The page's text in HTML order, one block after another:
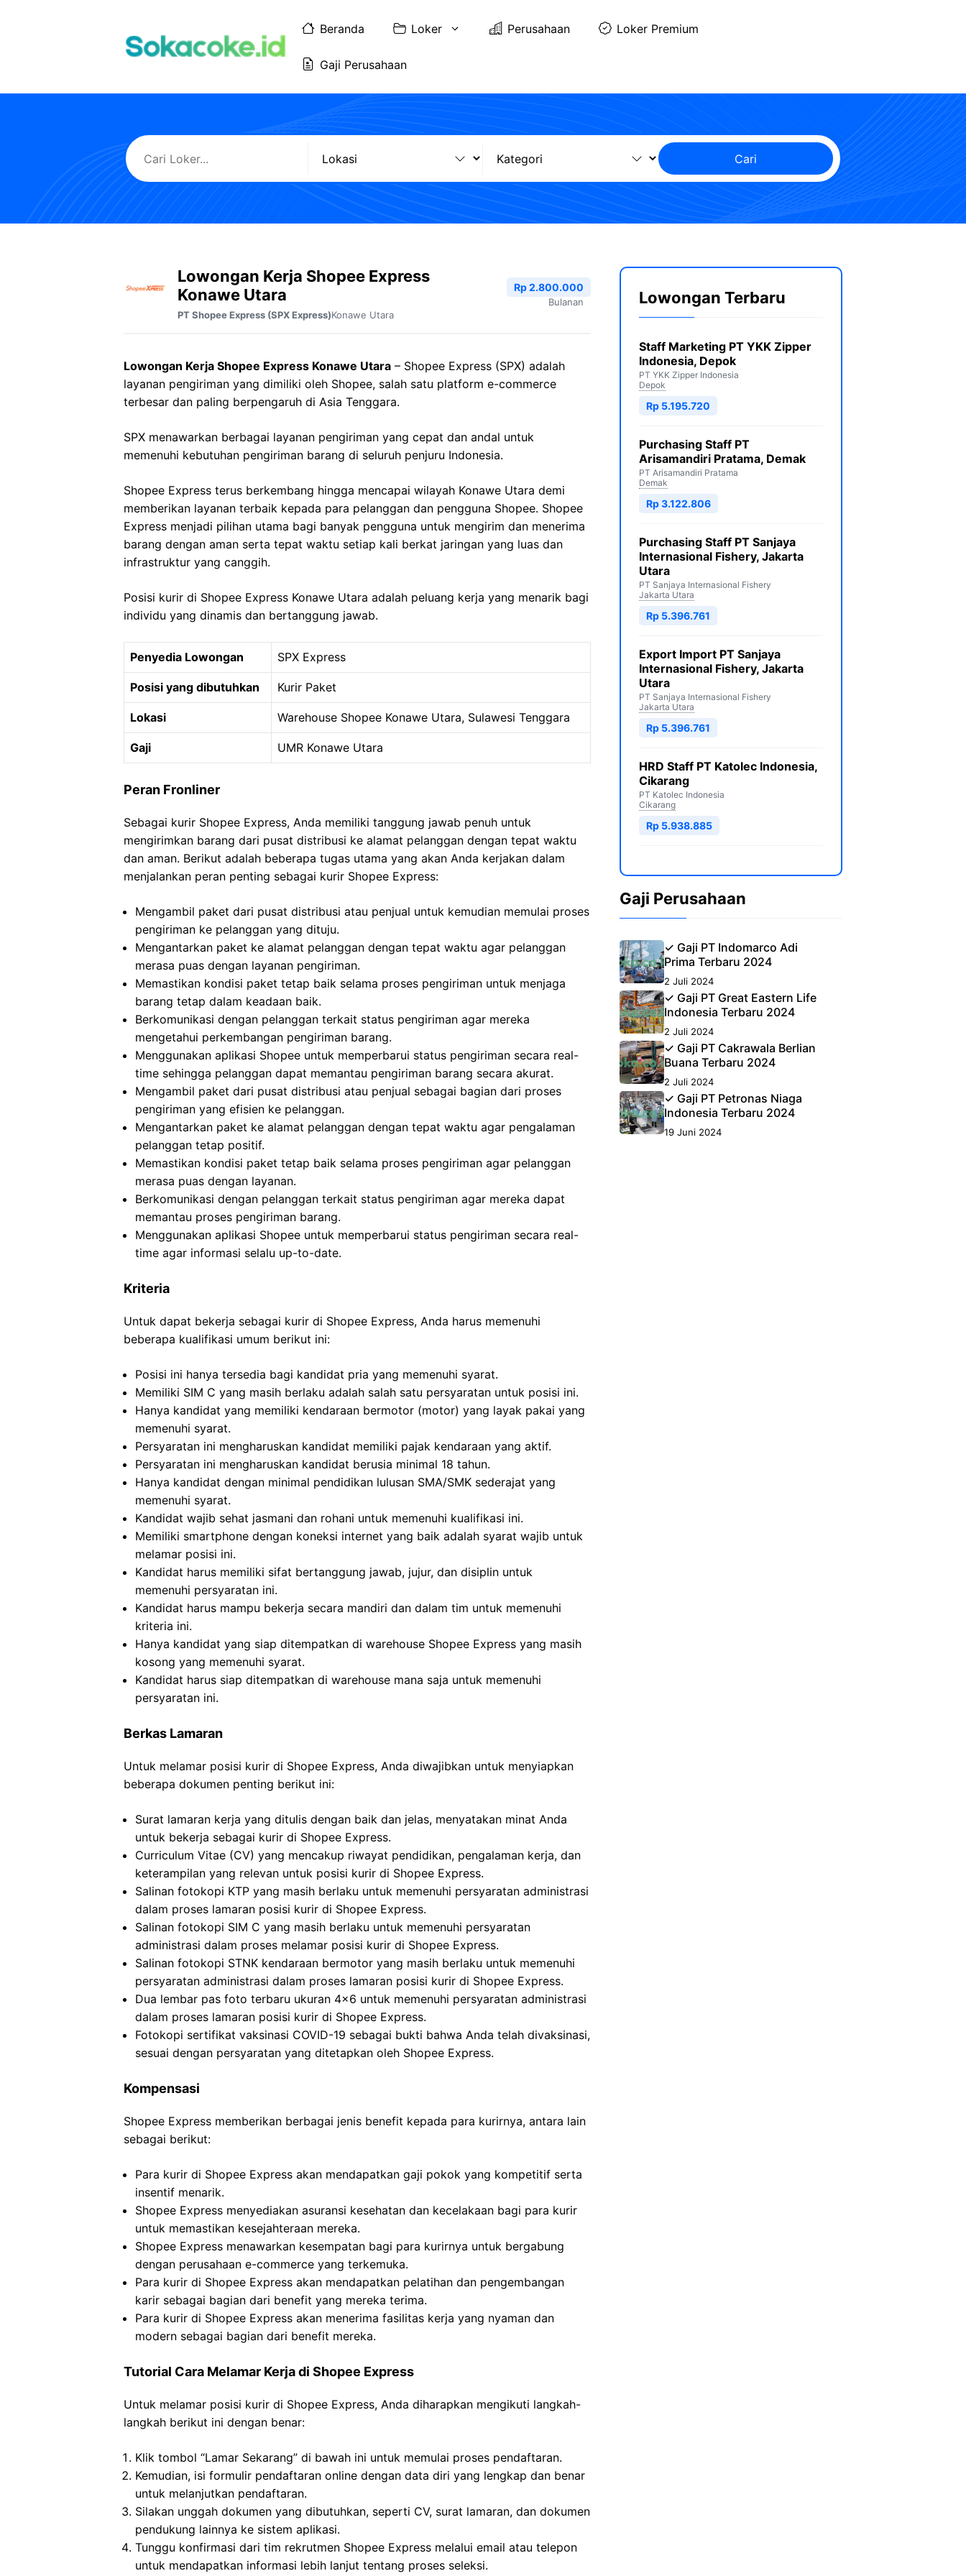
Beranda Loker Perusahaan Loker Premium
Gaji Perusahaan
Cari
Lowongan Kerja Shopee Express
Konawe Utara
PT Shopee Express (SPX Express)Konawe Utara
Rp 2.800.000
Bulanan
Lowongan Kerja Shopee Express Konawe Utara – Shopee Express (SPX) adalah
layanan pengiriman yang dimiliki oleh Shopee, salah satu platform e-commerce
terbesar dan paling berpengaruh di Asia Tenggara.
SPX menawarkan berbagai layanan pengiriman yang cepat dan andal untuk
memenuhi kebutuhan pengiriman barang di seluruh penjuru Indonesia.
Shopee Express terus berkembang hingga mencapai wilayah Konawe Utara demi
memberikan layanan terbaik kepada para pelanggan dan pengguna Shopee. Shopee
Express menjadi pilihan utama bagi banyak pengguna untuk mengirim dan menerima
barang dengan aman serta tepat waktu setiap kali berkat jaringan yang luas dan
infrastruktur yang canggih.
Posisi kurir di Shopee Express Konawe Utara adalah peluang kerja yang menarik bagi
individu yang dinamis dan bertanggung jawab.
Penyedia Lowongan SPX Express
Posisi yang dibutuhkan Kurir Paket
Lokasi Warehouse Shopee Konawe Utara, Sulawesi Tenggara
Gaji UMR Konawe Utara
Peran Fronliner
Sebagai kurir Shopee Express, Anda memiliki tanggung jawab penuh untuk
mengirimkan barang dari pusat distribusi ke alamat pelanggan dengan tepat waktu
dan aman. Berikut adalah beberapa tugas utama yang akan Anda kerjakan dalam
menjalankan peran penting sebagai kurir Shopee Express:
Mengambil paket dari pusat distribusi atau penjual untuk kemudian memulai proses
pengiriman ke pelanggan yang dituju.
Mengantarkan paket ke alamat pelanggan dengan tepat waktu agar pelanggan
merasa puas dengan layanan pengiriman.
Memastikan kondisi paket tetap baik selama proses pengiriman untuk menjaga
barang tetap dalam keadaan baik.
Berkomunikasi dengan pelanggan terkait status pengiriman agar mereka
mengetahui perkembangan pengiriman barang.
Menggunakan aplikasi Shopee untuk memperbarui status pengiriman secara real-
time sehingga pelanggan dapat memantau pengiriman barang secara akurat.
Mengambil paket dari pusat distribusi atau penjual sebagai bagian dari proses
pengiriman yang efisien ke pelanggan.
Mengantarkan paket ke alamat pelanggan dengan tepat waktu agar pengalaman
pelanggan tetap positif.
Memastikan kondisi paket tetap baik selama proses pengiriman agar pelanggan
merasa puas dengan layanan.
Berkomunikasi dengan pelanggan terkait status pengiriman agar mereka dapat
memantau proses pengiriman barang.
Menggunakan aplikasi Shopee untuk memperbarui status pengiriman secara real-
time agar informasi selalu up-to-date.
Kriteria
Untuk dapat bekerja sebagai kurir di Shopee Express, Anda harus memenuhi
beberapa kualifikasi umum berikut ini:
Posisi ini hanya tersedia bagi kandidat pria yang memenuhi syarat.
Memiliki SIM C yang masih berlaku adalah salah satu persyaratan untuk posisi ini.
Hanya kandidat yang memiliki kendaraan bermotor (motor) yang layak pakai yang
memenuhi syarat.
Persyaratan ini mengharuskan kandidat memiliki pajak kendaraan yang aktif.
Persyaratan ini mengharuskan kandidat berusia minimal 18 tahun.
Hanya kandidat dengan minimal pendidikan lulusan SMA/SMK sederajat yang
memenuhi syarat.
Kandidat wajib sehat jasmani dan rohani untuk memenuhi kualifikasi ini.
Memiliki smartphone dengan koneksi internet yang baik adalah syarat wajib untuk
melamar posisi ini.
Kandidat harus memiliki sifat bertanggung jawab, jujur, dan disiplin untuk
memenuhi persyaratan ini.
Kandidat harus mampu bekerja secara mandiri dan dalam tim untuk memenuhi
kriteria ini.
Hanya kandidat yang siap ditempatkan di warehouse Shopee Express yang masih
kosong yang memenuhi syarat.
Kandidat harus siap ditempatkan di warehouse mana saja untuk memenuhi
persyaratan ini.
Berkas Lamaran
Untuk melamar posisi kurir di Shopee Express, Anda diwajibkan untuk menyiapkan
beberapa dokumen penting berikut ini:
Surat lamaran kerja yang ditulis dengan baik dan jelas, menyatakan minat Anda
untuk bekerja sebagai kurir di Shopee Express.
Curriculum Vitae (CV) yang mencakup riwayat pendidikan, pengalaman kerja, dan
keterampilan yang relevan untuk posisi kurir di Shopee Express.
Salinan fotokopi KTP yang masih berlaku untuk memenuhi persyaratan administrasi
dalam proses lamaran posisi kurir di Shopee Express.
Salinan fotokopi SIM C yang masih berlaku untuk memenuhi persyaratan
administrasi dalam proses melamar posisi kurir di Shopee Express.
Salinan fotokopi STNK kendaraan bermotor yang masih berlaku untuk memenuhi
persyaratan administrasi dalam proses lamaran posisi kurir di Shopee Express.
Dua lembar pas foto terbaru ukuran 4×6 untuk memenuhi persyaratan administrasi
dalam proses lamaran posisi kurir di Shopee Express.
Fotokopi sertifikat vaksinasi COVID-19 sebagai bukti bahwa Anda telah divaksinasi,
sesuai dengan persyaratan yang ditetapkan oleh Shopee Express.
Kompensasi
Shopee Express memberikan berbagai jenis benefit kepada para kurirnya, antara lain
sebagai berikut:
Para kurir di Shopee Express akan mendapatkan gaji pokok yang kompetitif serta
insentif menarik.
Shopee Express menyediakan asuransi kesehatan dan kecelakaan bagi para kurir
untuk memastikan kesejahteraan mereka.
Shopee Express menawarkan kesempatan bagi para kurirnya untuk bergabung
dengan perusahaan e-commerce yang terkemuka.
Para kurir di Shopee Express akan mendapatkan pelatihan dan pengembangan
karir sebagai bagian dari benefit yang mereka terima.
Para kurir di Shopee Express akan menerima fasilitas kerja yang nyaman dan
modern sebagai bagian dari benefit mereka.
Tutorial Cara Melamar Kerja di Shopee Express
Untuk melamar posisi kurir di Shopee Express, Anda diharapkan mengikuti langkah-
langkah berikut ini dengan benar:
Klik tombol “Lamar Sekarang” di bawah ini untuk memulai proses pendaftaran.
Kemudian, isi formulir pendaftaran online dengan data diri yang lengkap dan benar
untuk melanjutkan pendaftaran.
Silakan unggah dokumen yang dibutuhkan, seperti CV, surat lamaran, dan dokumen
pendukung lainnya ke sistem aplikasi.
Tunggu konfirmasi dari tim rekrutmen Shopee Express melalui email atau telepon
untuk mendapatkan informasi lebih lanjut tentang proses seleksi.
Lowongan Terbaru
Staff Marketing PT YKK Zipper
Indonesia, Depok
PT YKK Zipper Indonesia
Depok
Rp 5.195.720
Purchasing Staff PT
Arisamandiri Pratama, Demak
PT Arisamandiri Pratama
Demak
Rp 3.122.806
Purchasing Staff PT Sanjaya
Internasional Fishery, Jakarta
Utara
PT Sanjaya Internasional Fishery
Jakarta Utara
Rp 5.396.761
Export Import PT Sanjaya
Internasional Fishery, Jakarta
Utara
PT Sanjaya Internasional Fishery
Jakarta Utara
Rp 5.396.761
HRD Staff PT Katolec Indonesia,
Cikarang
PT Katolec Indonesia
Cikarang
Rp 5.938.885
Gaji Perusahaan
✓ Gaji PT Indomarco Adi
Prima Terbaru 2024
2 Juli 2024
✓ Gaji PT Great Eastern Life
Indonesia Terbaru 2024
2 Juli 2024
✓ Gaji PT Cakrawala Berlian
Buana Terbaru 2024
2 Juli 2024
✓ Gaji PT Petronas Niaga
Indonesia Terbaru 2024
19 Juni 2024